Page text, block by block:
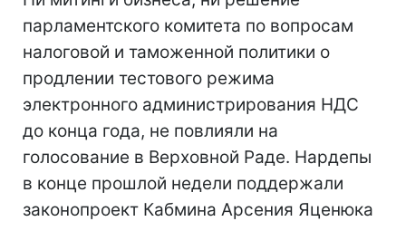
парламентского комитета по вопросам
налоговой и таможенной политики о
продлении тестового режима
электронного администрирования НДС
до конца года, не повлияли на
голосование в Верховной Раде. Нардепы
в конце прошлой недели поддержали
законопроект Кабмина Арсения Яценюка